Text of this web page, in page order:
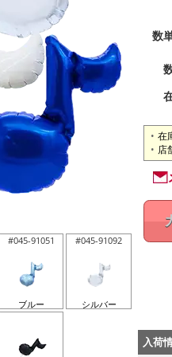
#045-91051
ブルー
#045-91092
シルバー
数
在
店
入荷